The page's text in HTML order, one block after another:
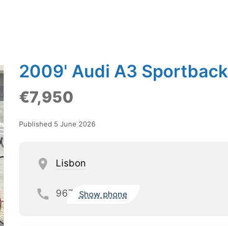
2009' Audi A3 Sportback
€7,950
Published 5 June 2026
Lisbon
967 Show phone